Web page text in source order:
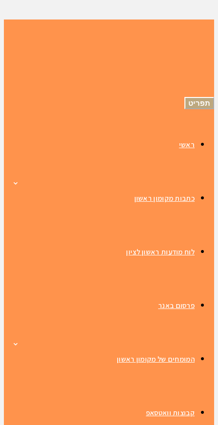
תפריט
ראשי
כתבות מקומון ראשון
לוח מודעות ראשון לציון
פרסום באנר
המומחים של מקומון ראשון
קבוצות וואטסאפ